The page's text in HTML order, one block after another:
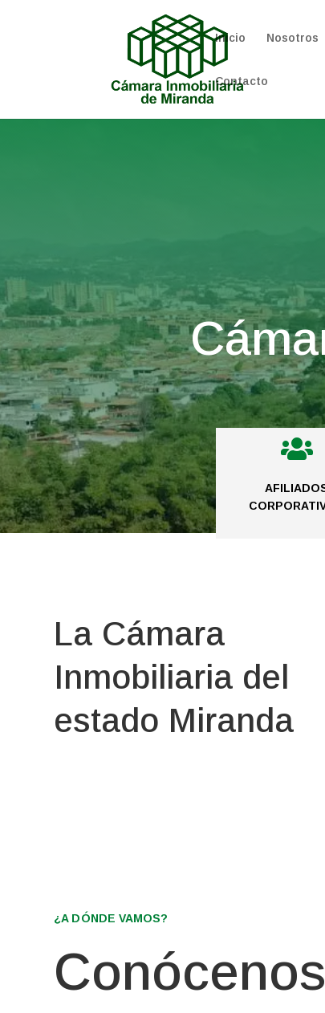
Inicio Nosotros
Contacto

La Cámara
Inmobiliaria del
estado Miranda
¿A DÓNDE VAMOS?
Conócenos